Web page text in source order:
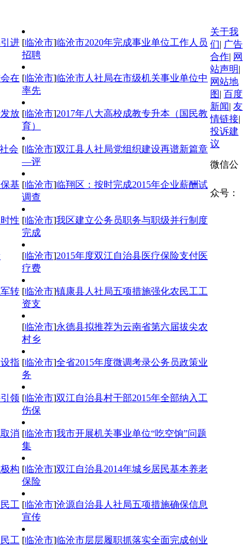
进 [临沧市]临沧市2020年完成事业单位工作人员
招聘
在 [临沧市]临沧市人社局在市级机关事业单位中
率先
放 [临沧市]2017年八大高校成教专升本（国民教
育）
会 [临沧市]双江县人社局党组织建设再谱新篇章
—评
基 [临沧市]临翔区：按时完成2015年企业薪酬试
调查
性 [临沧市]我区建立公务员职务与职级并行制度
完成
[临沧市]2015年度双江自治县医疗保险支付医
疗费
转 [临沧市]镇康县人社局五项措施强化农民工工
资支
[临沧市]永德县拟推荐为云南省第六届拔尖农
村乡
指 [临沧市]全省2015年度微调考录公务员政策业
务
领 [临沧市]双江自治县村干部2015年全部纳入工
伤保
消 [临沧市]我市开展机关事业单位“吃空饷”问题
集
构 [临沧市]双江自治县2014年城乡居民基本养老
保险
工 [临沧市]沧源自治县人社局五项措施确保信息
宣传
工 [临沧市]临沧市层层履职抓落实全面完成创业
关于我
们| 广告
合作| 网
站声明|
网站地
图| 百度
新闻| 友
情链接|
投诉建
议
微信公
众号：